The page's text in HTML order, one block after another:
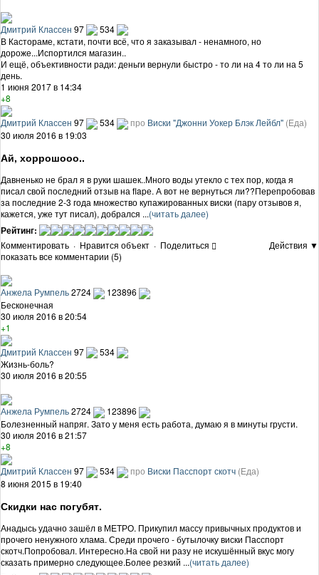
Дмитрий Классен 97
534
В Кастораме, кстати, почти всё, что я заказывал - ненамного, но
дороже...Испортился магазин..
И ещё, объективности ради: деньги вернули быстро - то ли на 4 то ли на 5
день.
1 июня 2017 в 14:34
+8
Дмитрий Классен 97 534 про Виски "Джонни Уокер Блэк Лейбл" (Еда)
30 июля 2016 в 19:03
Ай, хоррошооо..
Давненько не брал я в руки шашек..Много воды утекло с тех пор, когда я
писал свой последний отзыв на flapе. А вот не вернуться ли??Перепробовав
за последние 2-3 года множество купажированных виски (пару отзывов я,
кажется, уже тут писал), добрался ...(читать далее)
Рейтинг:
Комментировать · Нравится объект · Поделиться
Действия ▼
показать все комментарии (5)
Анжела Румпель2724
123896
Бесконечная
30 июля 2016 в 20:54
+1
Дмитрий Классен 97
534
Жизнь-боль?
30 июля 2016 в 20:55
Анжела Румпель2724
123896
Болезненный напряг. Зато у меня есть работа, думаю я в минуты грусти.
30 июля 2016 в 21:57
+8
Дмитрий Классен 97 534 про Виски Пасспорт скотч (Еда)
8 июня 2015 в 19:40
Скидки нас погубят.
Анадысь удачно зашёл в МЕТРО. Прикупил массу привычных продуктов и
прочего ненужного хлама. Среди прочего - бутылочку виски Пасспорт
скотч.Попробовал. Интересно.На свой ни разу не искушённый вкус могу
сказать примерно следующее.Более резкий ...(читать далее)